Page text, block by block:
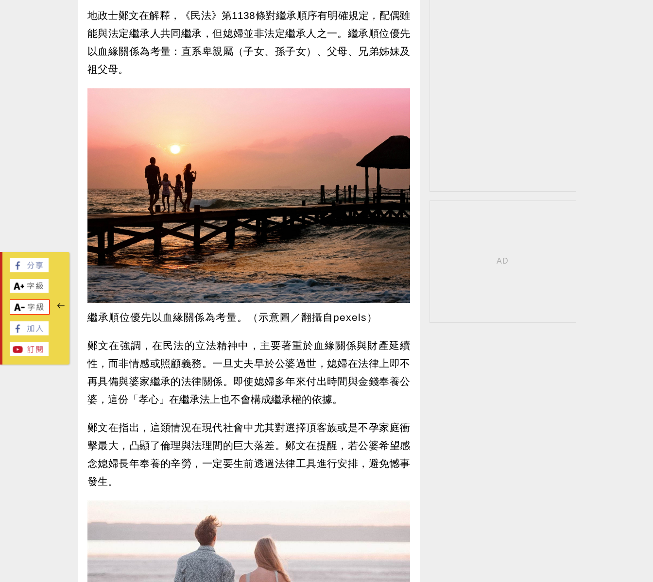
地政士鄭文在解釋，《民法》第1138條對繼承順序有明確規定，配偶雖
能與法定繼承人共同繼承，但媳婦並非法定繼承人之一。繼承順位優先
以血緣關係為考量：直系卑親屬（子女、孫子女）、父母、兄弟姊妹及
祖父母。
繼承順位優先以血緣關係為考量。（示意圖／翻攝自pexels）
鄭文在強調，在民法的立法精神中，主要著重於血緣關係與財產延續
性，而非情感或照顧義務。一旦丈夫早於公婆過世，媳婦在法律上即不
再具備與婆家繼承的法律關係。即使媳婦多年來付出時間與金錢奉養公
婆，這份「孝心」在繼承法上也不會構成繼承權的依據。
鄭文在指出，這類情況在現代社會中尤其對選擇頂客族或是不孕家庭衝
擊最大，凸顯了倫理與法理間的巨大落差。鄭文在提醒，若公婆希望感
念媳婦長年奉養的辛勞，一定要生前透過法律工具進行安排，避免憾事
發生。